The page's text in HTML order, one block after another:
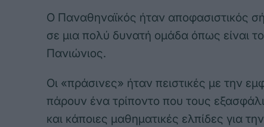
O Παναθηναϊκός ήταν αποφασιστικός
σε μια πολύ δυνατή ομάδα όπως είναι
Πανιώνιος.
Οι «πράσινες» ήταν πειστικές με την
πάρουν ένα τρίποντο που τους
και κάποιες μαθηματικές ελπίδες για